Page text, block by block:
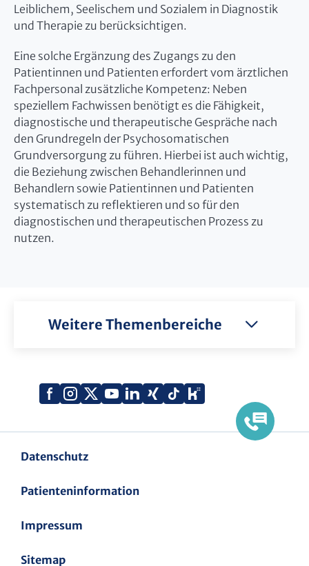
Leiblichem, Seelischem und Sozialem in Diagnostik
und Therapie zu berücksichtigen.
Eine solche Ergänzung des Zugangs zu den
Patientinnen und Patienten erfordert vom ärztlichen
Fachpersonal zusätzliche Kompetenz: Neben
speziellem Fachwissen benötigt es die Fähigkeit,
diagnostische und therapeutische Gespräche nach
den Grundregeln der Psychosomatischen
Grundversorgung zu führen. Hierbei ist auch wichtig,
die Beziehung zwischen Behandlerinnen und
Behandlern sowie Patientinnen und Patienten
systematisch zu reflektieren und so für den
diagnostischen und therapeutischen Prozess zu
nutzen.
Weitere Themenbereiche
Facebook
Instagram
X
YouTube
LinkedIn
Xing TiktokKununu
Datenschutz
Patienteninformation
Impressum
Sitemap